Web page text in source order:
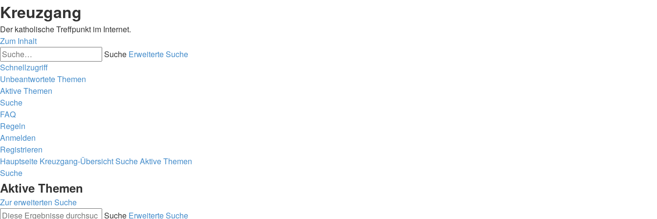
Kreuzgang
Der katholische Treffpunkt im Internet.
Zum Inhalt
Suche Erweiterte Suche
Schnellzugriff
Unbeantwortete Themen
Aktive Themen
Suche
FAQ
Regeln
Anmelden
Registrieren
Hauptseite Kreuzgang-ÜbersichtSucheAktive Themen
Suche
Aktive Themen
Zur erweiterten Suche
Suche Erweiterte Suche